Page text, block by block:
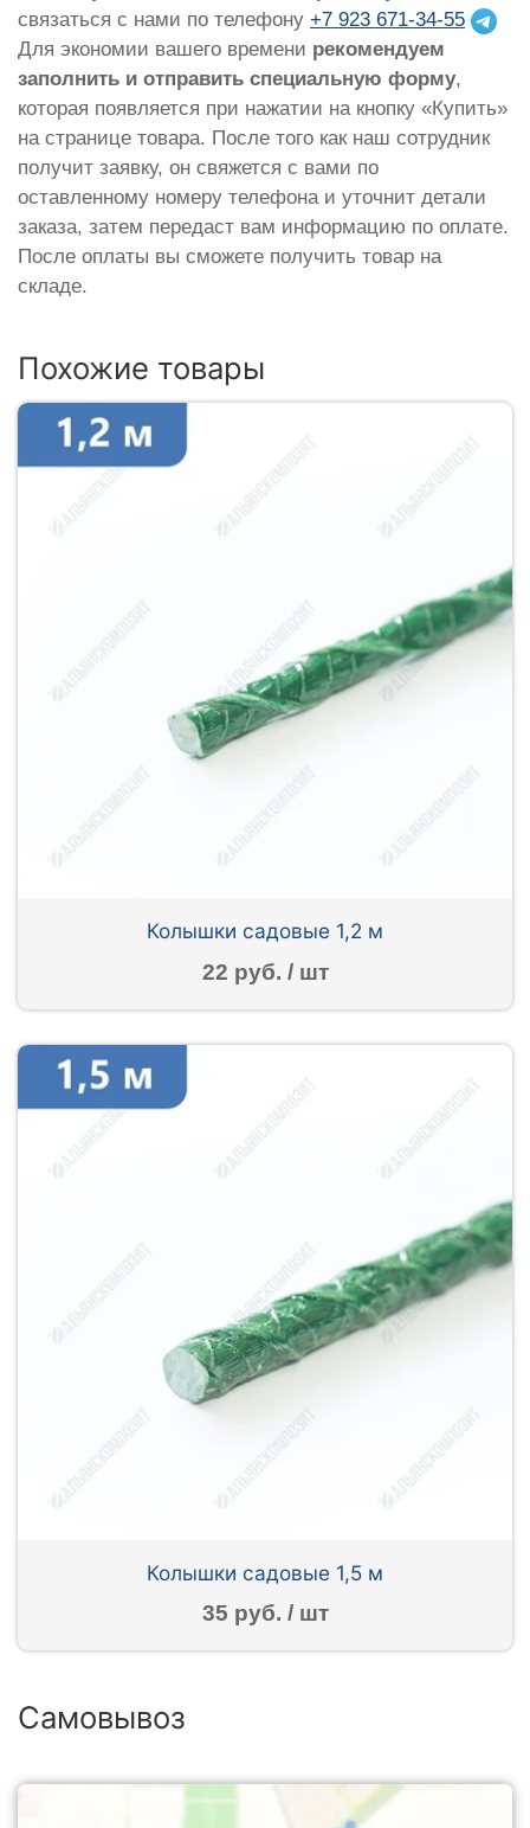
связаться с нами по телефону +7 923 671-34-55
Для экономии вашего времени рекомендуем
заполнить и отправить специальную форму,
которая появляется при нажатии на кнопку «Купить»
на странице товара. После того как наш сотрудник
получит заявку, он свяжется с вами по
оставленному номеру телефона и уточнит детали
заказа, затем передаст вам информацию по оплате.
После оплаты вы сможете получить товар на
складе.
Похожие товары
Колышки садовые 1,2 м
22 руб. / шт
Колышки садовые 1,5 м
35 руб. / шт
Самовывоз